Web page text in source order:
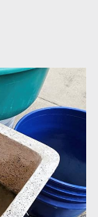
de vínculos